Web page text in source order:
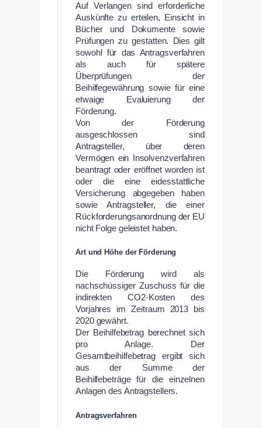
Auf Verlangen sind erforderliche
Auskünfte zu erteilen, Einsicht in
Bücher und Dokumente sowie
Prüfungen zu gestatten. Dies gilt
sowohl für das Antragsverfahren
als auch für spätere
Überprüfungen der
Beihilfegewährung sowie für eine
etwaige Evaluierung der
Förderung.
Von der Förderung
ausgeschlossen sind
Antragsteller, über deren
Vermögen ein Insolvenzverfahren
beantragt oder eröffnet worden ist
oder die eine eidesstattliche
Versicherung abgegeben haben
sowie Antragsteller, die einer
Rückforderungsanordnung der EU
nicht Folge geleistet haben.
Art und Höhe der Förderung
Die Förderung wird als
nachschüssiger Zuschuss für die
indirekten CO2-Kosten des
Vorjahres im Zeitraum 2013 bis
2020 gewährt.
Der Beihilfebetrag berechnet sich
pro Anlage. Der
Gesamtbeihilfebetrag ergibt sich
aus der Summe der
Beihilfebeträge für die einzelnen
Anlagen des Antragstellers.
Antragsverfahren